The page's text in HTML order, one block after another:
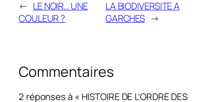
← LE NOIR… UNE
COULEUR ?
LA BIODIVERSITE A
GARCHES →
Commentaires
2 réponses à « HISTOIRE DE L’ORDRE DES